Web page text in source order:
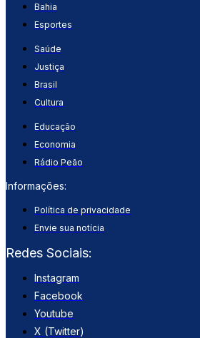
Bahia
Esportes
Saúde
Justiça
Brasil
Cultura
Educação
Economia
Rádio Peão
Informações:
Política de privacidade
Envie sua notícia
Redes Sociais:
Instagram
Facebook
Youtube
X (Twitter)